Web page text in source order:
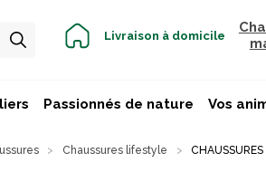
Livraison à domicile
Passionnés de nature Vos
Chaussures lifestyle